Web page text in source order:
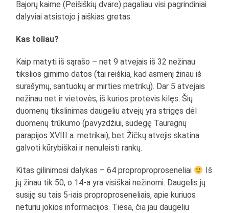
Bajorų kaime (Peišiškių dvare) pagaliau visi pagrindiniai
dalyviai atsistojo į aiškias gretas.
Kas toliau?
Kaip matyti iš sąrašo – net 9 atvejais iš 32 nežinau
tikslios gimimo datos (tai reiškia, kad asmenį žinau iš
surašymų, santuokų ar mirties metrikų). Dar 5 atvejais
nežinau net ir vietovės, iš kurios protėvis kilęs. Šių
duomenų tikslinimas daugeliu atvejų yra strigęs dėl
duomenų trūkumo (pavyzdžiui, sudegę Tauragnų
parapijos XVIII a. metrikai), bet Žičkų atvejis skatina
galvoti kūrybiškai ir nenuleisti rankų.
Kitas gilinimosi dalykas – 64 proproproproseneliai
Iš
jų žinau tik 50, o 14-a yra visiškai nežinomi. Daugelis jų
susiję su tais 5-iais proproproseneliais, apie kuriuos
neturiu jokios informacijos. Tiesa, čia jau daugeliu